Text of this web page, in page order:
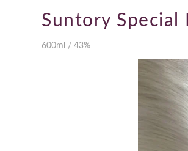
Suntory
600ml / 43%